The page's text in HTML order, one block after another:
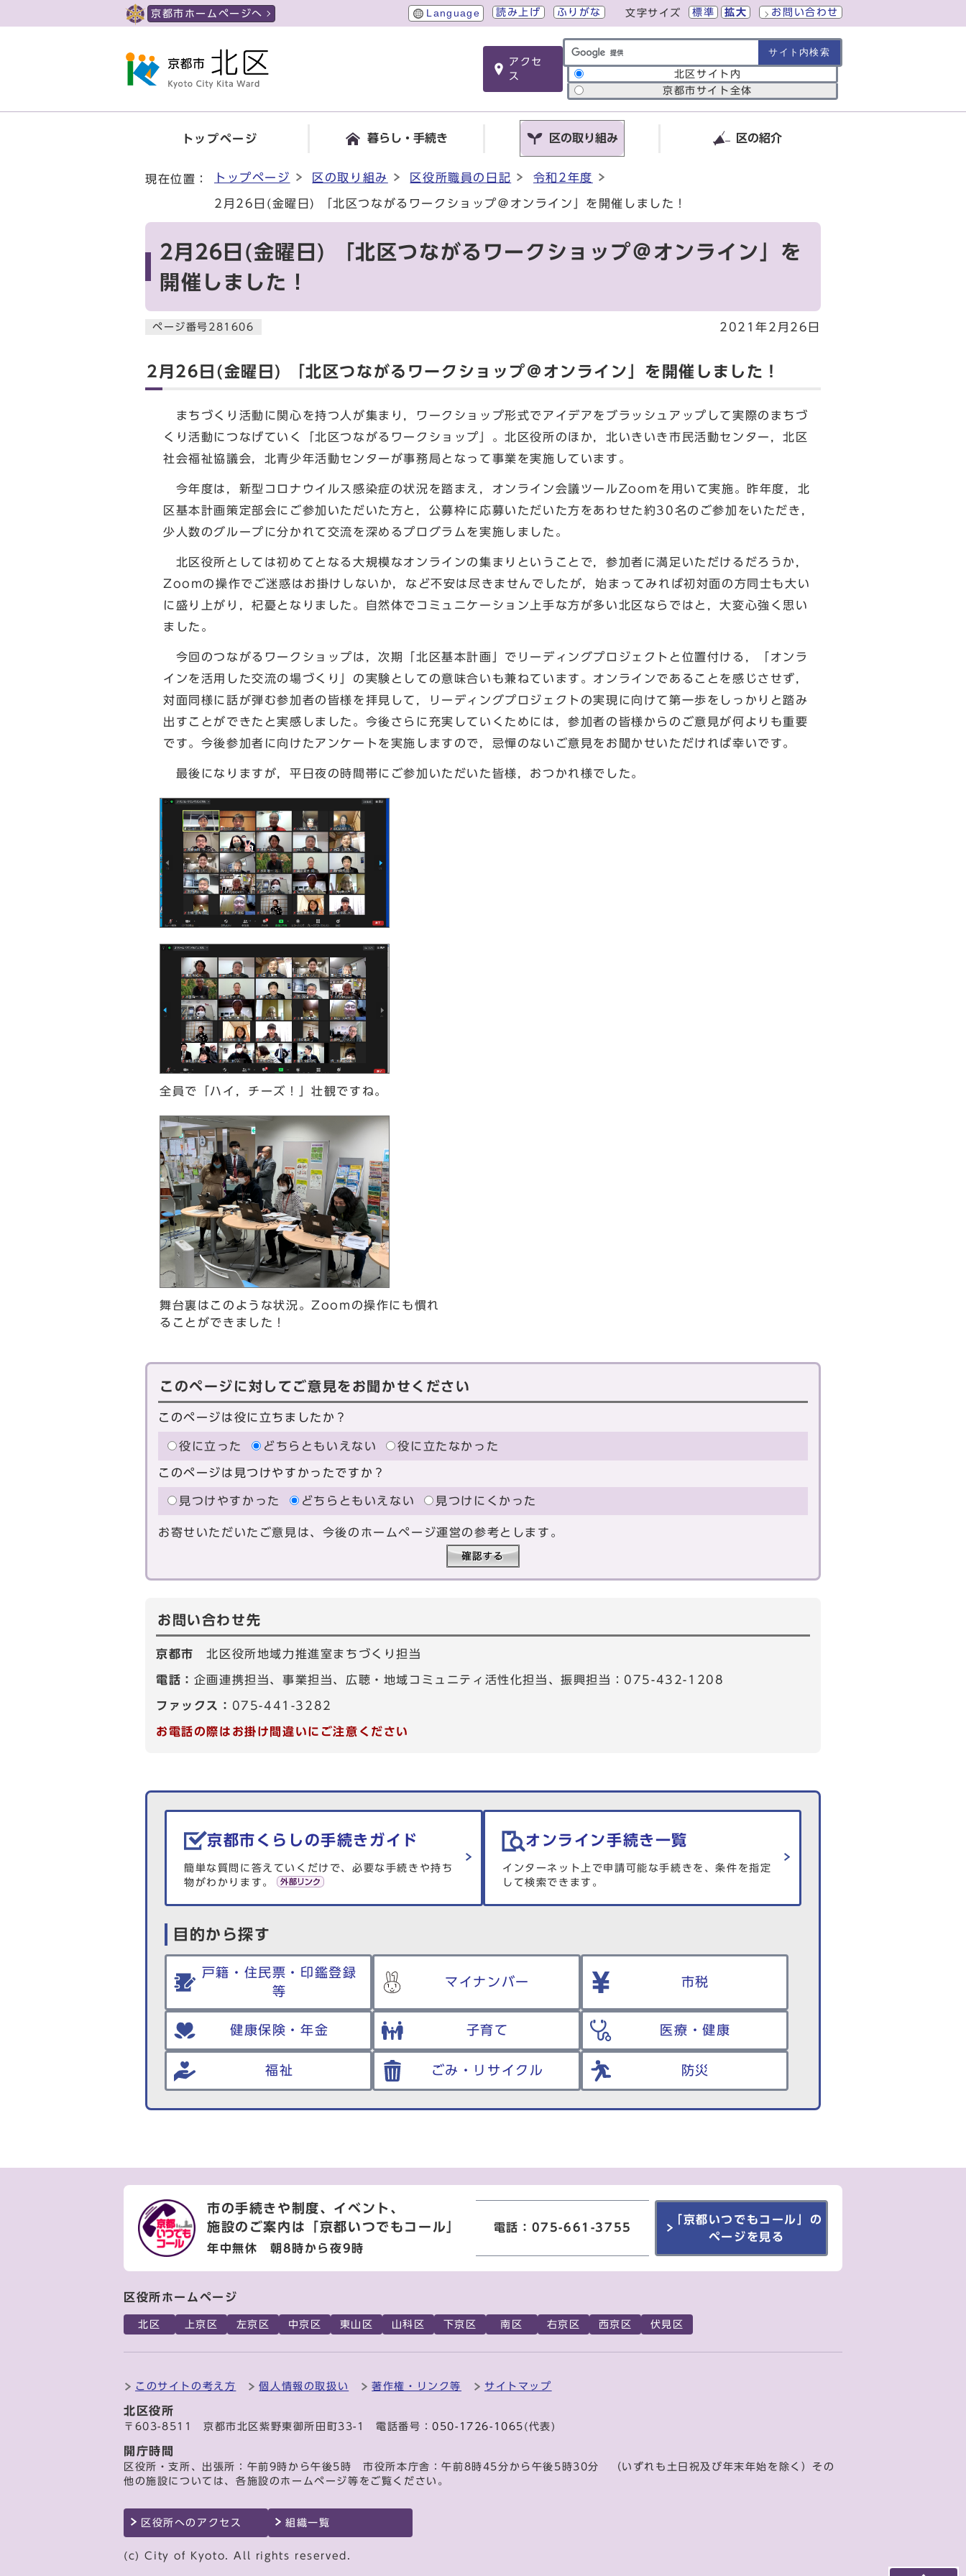
京都市ホームページへ Language 読み上げ ふりがな 文字サイズ 標準 拡大 お問い合わせ
アクセ
ス
サイト内検索の範囲
北区サイト内
京都市サイト全体
トップページ 暮らし・手続き 区の取り組み 区の紹介
現在位置： トップページ 区の取り組み 区役所職員の日記 令和2年度
2月26日(金曜日) 「北区つながるワークショップ＠オンライン」を開催しました！
2月26日(金曜日) 「北区つながるワークショップ＠オンライン」を
開催しました！
ページ番号281606 2021年2月26日
2月26日(金曜日) 「北区つながるワークショップ＠オンライン」を開催しました！
まちづくり活動に関心を持つ人が集まり，ワークショップ形式でアイデアをブラッシュアップして実際のまちづ
くり活動につなげていく「北区つながるワークショップ」。北区役所のほか，北いきいき市民活動センター，北区
社会福祉協議会，北青少年活動センターが事務局となって事業を実施しています。
今年度は，新型コロナウイルス感染症の状況を踏まえ，オンライン会議ツールZoomを用いて実施。昨年度，北
区基本計画策定部会にご参加いただいた方と，公募枠に応募いただいた方をあわせた約30名のご参加をいただき，
少人数のグループに分かれて交流を深めるプログラムを実施しました。
北区役所としては初めてとなる大規模なオンラインの集まりということで，参加者に満足いただけるだろうか，
Zoomの操作でご迷惑はお掛けしないか，など不安は尽きませんでしたが，始まってみれば初対面の方同士も大い
に盛り上がり，杞憂となりました。自然体でコミュニケーション上手な方が多い北区ならではと，大変心強く思い
ました。
今回のつながるワークショップは，次期「北区基本計画」でリーディングプロジェクトと位置付ける，「オンラ
インを活用した交流の場づくり」の実験としての意味合いも兼ねています。オンラインであることを感じさせず，
対面同様に話が弾む参加者の皆様を拝見して，リーディングプロジェクトの実現に向けて第一歩をしっかりと踏み
出すことができたと実感しました。今後さらに充実していくためには，参加者の皆様からのご意見が何よりも重要
です。今後参加者に向けたアンケートを実施しますので，忌憚のないご意見をお聞かせいただければ幸いです。
最後になりますが，平日夜の時間帯にご参加いただいた皆様，おつかれ様でした。
全員で「ハイ，チーズ！」壮観ですね。
舞台裏はこのような状況。Zoomの操作にも慣れ
ることができました！
このページに対してご意見をお聞かせください
このページは役に立ちましたか？
役に立った どちらともいえない 役に立たなかった
このページは見つけやすかったですか？
見つけやすかった どちらともいえない 見つけにくかった
お寄せいただいたご意見は、今後のホームページ運営の参考とします。
お問い合わせ先
京都市北区役所地域力推進室まちづくり担当
電話： 企画連携担当、事業担当、広聴・地域コミュニティ活性化担当、振興担当：075-432-1208
ファックス： 075-441-3282
お電話の際はお掛け間違いにご注意ください
生活情報を探す
京都市くらしの手続きガイド
簡単な質問に答えていくだけで、必要な手続きや持ち
物がわかります。
オンライン手続き一覧
インターネット上で申請可能な手続きを、条件を指定
して検索できます。
目的から探す
戸籍・住民票・印鑑登録
等
マイナンバー 市税
健康保険・年金 子育て 医療・健康
福祉 ごみ・リサイクル 防災
市の手続きや制度、イベント、
施設のご案内は
「京都いつでもコール」
年中無休 朝8時から夜9時
電話：075-661-3755
「京都いつでもコール」の
ページを見る
区役所ホームページ
北区 上京区 左京区 中京区 東山区 山科区 下京区 南区 右京区 西京区 伏見区
このサイトの考え方 個人情報の取扱い 著作権・リンク等 サイトマップ
北区役所
〒603-8511 京都市北区紫野東御所田町33-1 電話番号：050-1726-1065 (代表)
開庁時間
区役所・支所、出張所：午前9時から午後5時 市役所本庁舎：午前8時45分から午後5時30分 （いずれも土日祝及び年末年始を除く）その
他の施設については、各施設のホームページ等をご覧ください。
区役所へのアクセス 組織一覧
(c) City of Kyoto. All rights reserved.